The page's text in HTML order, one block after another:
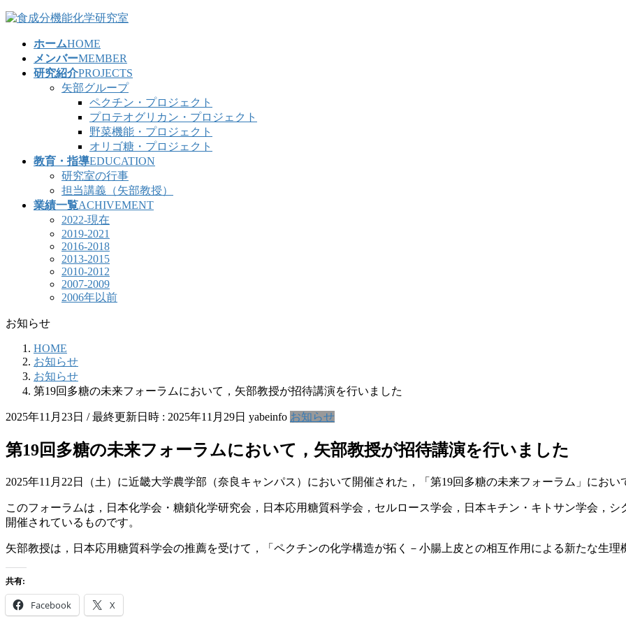
コ
ナ
ホームHOME
メンバーMEMBER
研究紹介PROJECTS
矢部グループ
ペクチン・プロジェクト
プロテオグリカン・プロジェクト
野菜機能・プロジェクト
オリゴ糖・プロジェクト
教育・指導EDUCATION
研究室の行事
担当講義（矢部教授）
業績一覧ACHIVEMENT
2022-現在
2019-2021
2016-2018
2013-2015
2010-2012
2007-2009
2006年以前
お知らせ
HOME
お知らせ
お知らせ
第19回多糖の未来フォーラムにおいて，矢部教授が招待講演を行いました
2025年11月23日 / 最終更新日時 : 2025年11月29日 yabeinfo お知らせ
第19回多糖の未来フォーラムにおいて，矢部教授が招待講演を行いました
2025年11月22日（土）に近畿大学農学部（奈良キャンパス）において開催された，「第19回多糖の未来フォーラム」にお
このフォーラムは，日本化学会・糖鎖化学研究会，日本応用糖質科学会，セルロース学会，日本キチン・キトサン学会，
開催されているものです。
矢部教授は，日本応用糖質科学会の推薦を受けて，「ペクチンの化学構造が拓く－小腸上皮との相互作用による新たな生
共有:
Facebook X